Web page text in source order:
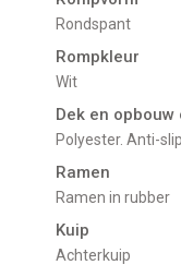
Rondspant
Rompkleur
Wit
Dek en
Polyester. Anti-slip
Ramen
Ramen in rubber
Kuip
Achterkuip